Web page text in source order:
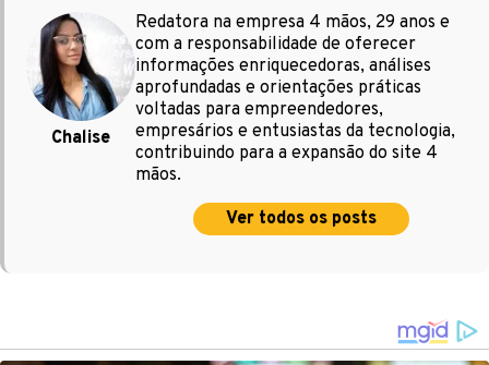
Chalise
Redatora na empresa 4 mãos, 29 anos e
com a responsabilidade de oferecer
informações enriquecedoras, análises
aprofundadas e orientações práticas
voltadas para empreendedores,
empresários e entusiastas da tecnologia,
contribuindo para a expansão do site 4
mãos.
Ver todos os posts